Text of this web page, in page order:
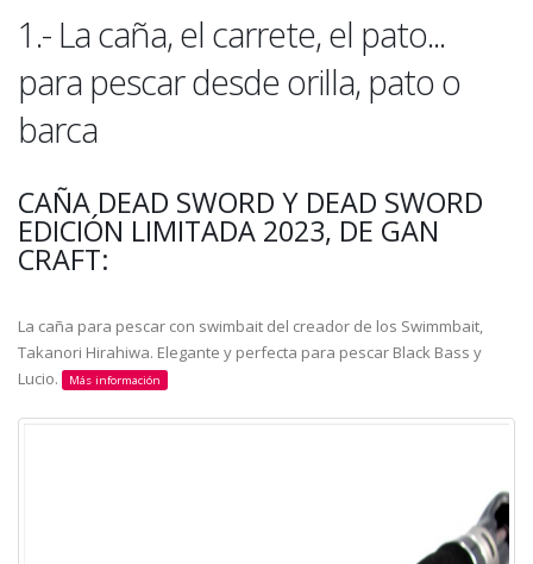
1.- La caña, el carrete, el pato...
para pescar desde orilla, pato o
barca
CAÑA DEAD SWORD Y DEAD SWORD
EDICIÓN LIMITADA 2023, DE GAN
CRAFT:
La caña para pescar con swimbait del creador de los Swimmbait,
Takanori Hirahiwa. Elegante y perfecta para pescar Black Bass y
Lucio.
Más información